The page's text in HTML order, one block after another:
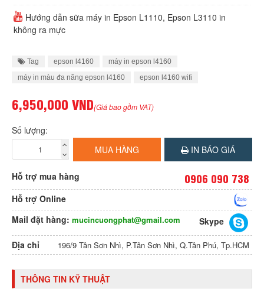
Hướng dẫn sữa máy in Epson L1110, Epson L3110 in
không ra mực
Tag epson l4160
máy in epson l4160
máy in màu đa năng epson l4160
epson l4160 wifi
6,950,000 VND(Giá bao gồm VAT)
Số lượng:
MUA HÀNG
IN BÁO GIÁ
Hỗ trợ mua hàng 0906 090 738
Hỗ trợ Online
Mail đặt hàng: mucincuongphat@gmail.com
Skype
Địa chỉ
196/9 Tân Sơn Nhì, P.Tân Sơn Nhì, Q.Tân Phú, Tp.HCM
THÔNG TIN KỸ THUẬT